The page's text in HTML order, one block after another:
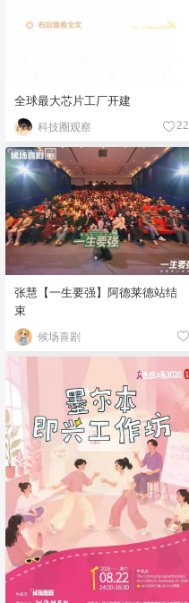
全球最大芯片工厂开建
科技圈观察 22
张慧【一生要强】阿德莱德站结
束
候场喜剧